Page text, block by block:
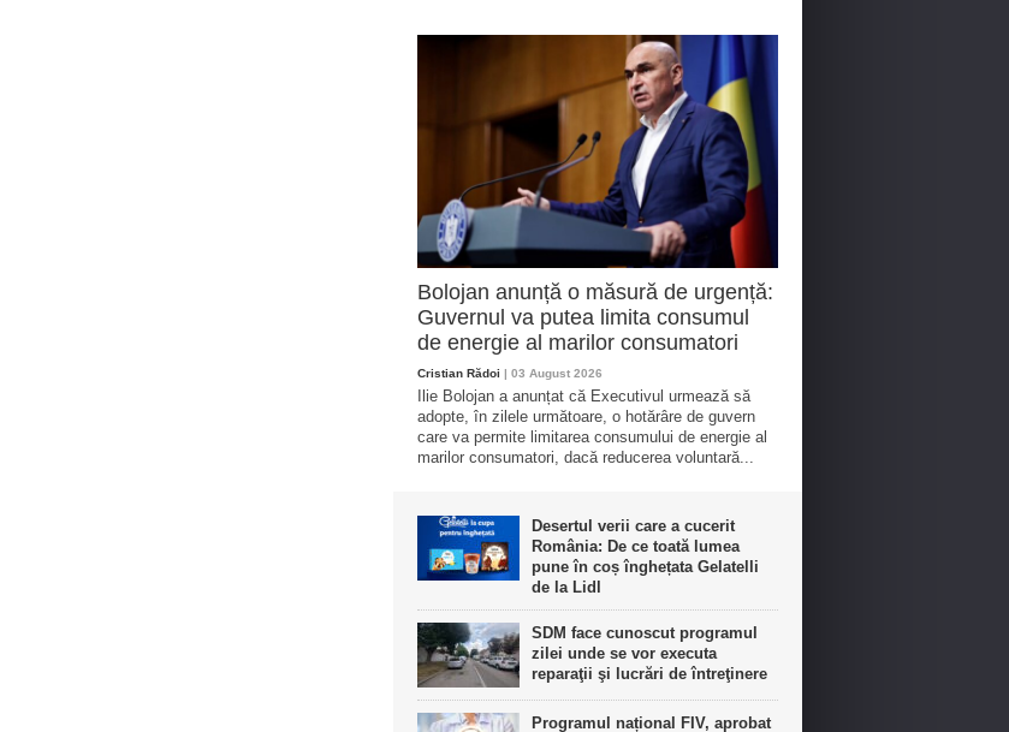
Bolojan anunță o măsură de urgență:
Guvernul va putea limita consumul
de energie al marilor consumatori
Cristian Rădoi | 03 August 2026
Ilie Bolojan a anunțat că Executivul urmează să
adopte, în zilele următoare, o hotărâre de guvern
care va permite limitarea consumului de energie al
marilor consumatori, dacă reducerea voluntară...
Desertul verii care a cucerit
România: De ce toată lumea
pune în coș înghețata Gelatelli
de la Lidl
SDM face cunoscut programul
zilei unde se vor executa
reparaţii şi lucrări de întreţinere
Programul național FIV, aprobat